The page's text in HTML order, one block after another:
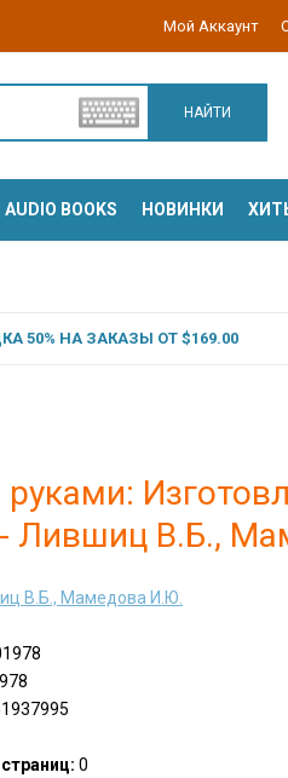
Мой Аккаунт
НАЙТИ
AUDIO BOOKS НОВИНКИ
50% НА ЗАКАЗЫ ОТ $169.00
Лившиц В.Б.,
В.Б., Мамедова И.Ю.
0